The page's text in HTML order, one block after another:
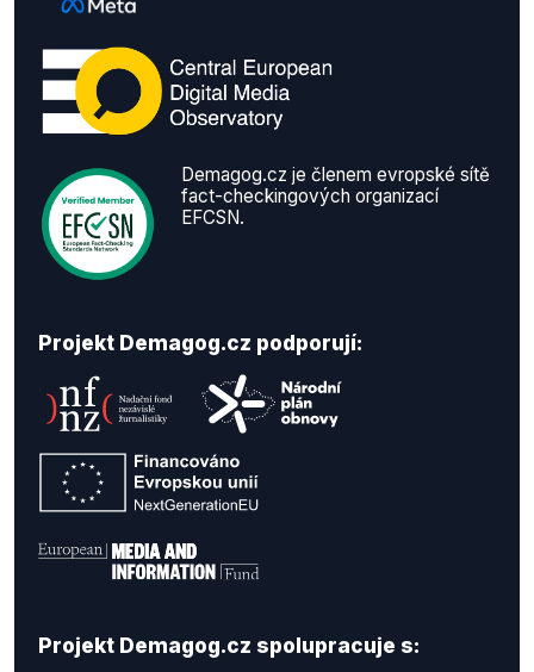
Demagog.cz je členem evropské sítě
fact-checkingových organizací
EFCSN.
Projekt Demagog.cz podporují:
Projekt Demagog.cz spolupracuje s: